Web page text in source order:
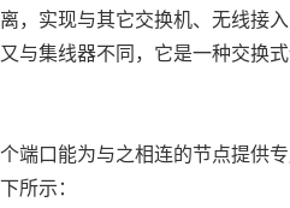
，实现与其它交换机、无线接
与集线器不同，它是一种交换
端口能为与之相连的节点提供
所示：